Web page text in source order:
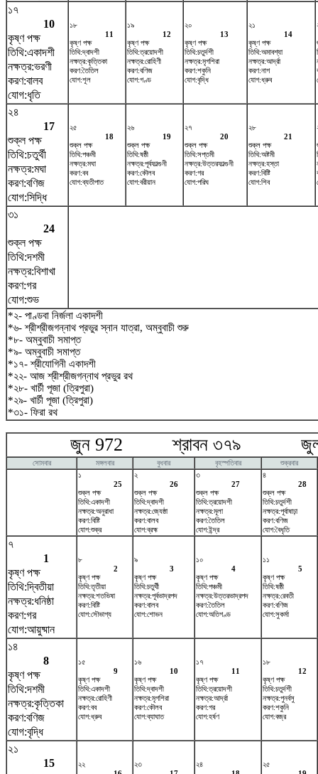
১৭
10
কৃষ্ণ পক্ষ
তিথি:একাদশী
নক্ষত্র:ভরণী
করণ:বালব
যোগ:ধৃতি
১৮
11
কৃষ্ণ পক্ষ
তিথি:দ্বাদশী
নক্ষত্র:কৃত্তিকা
করণ:তৈতিল
যোগ:শূল
১৯
12
কৃষ্ণ পক্ষ
তিথি:ত্রয়োদশী
নক্ষত্র:রোহিণী
করণ:বণিজ
যোগ:গণ্ড
২০
13
কৃষ্ণ পক্ষ
তিথি:চতুর্দশী
নক্ষত্র:মৃগশিরা
করণ:শকুনি
যোগ:বৃদ্ধি
২১
14
কৃষ্ণ পক্ষ
তিথি:অমাবশ্যা
নক্ষত্র:আর্দ্রা
করণ:নাগ
যোগ:ধ্রুব
২৪
17
শুক্ল পক্ষ
তিথি:চতুর্থী
নক্ষত্র:মঘা
করণ:বণিজ
যোগ:সিদ্ধি
২৫
18
শুক্ল পক্ষ
তিথি:পঞ্চমী
নক্ষত্র:মঘা
করণ:বব
যোগ:ব্যতীপাত
২৬
19
শুক্ল পক্ষ
তিথি:ষষ্ঠী
নক্ষত্র:পূর্বফাল্গুনী
করণ:কৌলব
যোগ:বরীয়ান
২৭
20
শুক্ল পক্ষ
তিথি:সপ্তমী
নক্ষত্র:উত্তরফাল্গুনী
করণ:গর
যোগ:পরিঘ
২৮
21
শুক্ল পক্ষ
তিথি:অষ্টমী
নক্ষত্র:হস্তা
করণ:বিষ্টি
যোগ:শিব
৩১
24
শুক্ল পক্ষ
তিথি:দশমী
নক্ষত্র:বিশাখা
করণ:গর
যোগ:শুভ
*২- পাণ্ডবা নির্জলা একাদশী
*৬- শ্রীশ্রীজগন্নাথ প্রভুর স্নান যাত্রা, অম্বুবাচী শুরু
*৮- অম্বুবাচী সমাপ্ত
*৯- অম্বুবাচী সমাপ্ত
*১৭- শ্রীযোগিনী একাদশী
*২২- আজ শ্রীশ্রীজগন্নাথ প্রভুর রথ
*২৮- খার্চী পূজা (ত্রিপুরা)
*২৯- খার্চী পূজা (ত্রিপুরা)
*৩১- ফিরা রথ
জুন 972 শ্রাবন ৩৭৯
সোমবার মঙ্গলবার বুধবার বৃহস্পতিবার
শুক্রবার
১
25
শুক্ল পক্ষ
তিথি:একাদশী
নক্ষত্র:অনুরাধা
করণ:বিষ্টি
যোগ:শুক্র
২
26
শুক্ল পক্ষ
তিথি:দ্বাদশী
নক্ষত্র:জ্যেষ্ঠা
করণ:বালব
যোগ:ব্রহ্ম
৩
27
শুক্ল পক্ষ
তিথি:ত্রয়োদশী
নক্ষত্র:মূলা
করণ:তৈতিল
যোগ:ইন্দ্র
৪
28
শুক্ল পক্ষ
তিথি:চতুর্দশী
নক্ষত্র:পূর্বাষাঢ়া
করণ:বণিজ
যোগ:বৈধৃতি
৭
1
কৃষ্ণ পক্ষ
তিথি:দ্বিতীয়া
নক্ষত্র:ধনিষ্ঠা
করণ:গর
যোগ:আয়ুষ্মান
৮
2
কৃষ্ণ পক্ষ
তিথি:তৃতীয়া
নক্ষত্র:শতভিষ‌া
করণ:বিষ্টি
যোগ:সৌভাগ্য
৯
3
কৃষ্ণ পক্ষ
তিথি:চতুর্থী
নক্ষত্র:পূর্বভাদ্রপদ
করণ:বালব
যোগ:শোভন
১০
4
কৃষ্ণ পক্ষ
তিথি:পঞ্চমী
নক্ষত্র:উত্তরভাদ্রপদ
করণ:তৈতিল
যোগ:অতিগণ্ড
১১
5
কৃষ্ণ পক্ষ
তিথি:ষষ্ঠী
নক্ষত্র:রেবতী
করণ:বণিজ
যোগ:সুকর্মা
১৪
8
কৃষ্ণ পক্ষ
তিথি:দশমী
নক্ষত্র:কৃত্তিকা
করণ:বণিজ
যোগ:বৃদ্ধি
১৫
9
কৃষ্ণ পক্ষ
তিথি:একাদশী
নক্ষত্র:রোহিণী
করণ:বব
যোগ:ধ্রুব
১৬
10
কৃষ্ণ পক্ষ
তিথি:দ্বাদশী
নক্ষত্র:মৃগশিরা
করণ:কৌলব
যোগ:ব্যাঘাত
১৭
11
কৃষ্ণ পক্ষ
তিথি:ত্রয়োদশী
নক্ষত্র:আর্দ্রা
করণ:গর
যোগ:হর্ষণ
১৮
12
কৃষ্ণ পক্ষ
তিথি:চতুর্দশী
নক্ষত্র:পুনর্বসু
করণ:শকুনি
যোগ:বজ্র
২১
15
২২
২৩
২৪
২৫